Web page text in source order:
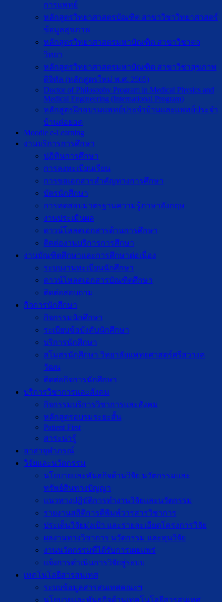
การแพทย์
หลักสูตรวิทยาศาสตรบัณฑิต สาขาวิชาวิทยาศาสตร์
ข้อมูลสุขภาพ
หลักสูตรวิทยาศาสตรมหาบัณฑิต สาขาวิชาตจ
วิทยา
หลักสูตรวิทยาศาสตรมหาบัณฑิต สาขาวิชาสุขภาพ
ดิจิทัล (หลักสูตรใหม่ พ.ศ. 2565)
Doctor of Philosophy Program in Medical Physics and
Medical Engineering (International Program)
หลักสูตรฝึกอบรมแพทย์ประจำบ้านและแพทย์ประจำ
บ้านต่อยอด
Moodle e-Learning
งานบริการการศึกษา
ปฎิทินการศึกษา
การลงทะเบียนเรียน
การขอเอกสารสำคัญทางการศึกษา
บัตรนักศึกษา
การทดสอบมาตรฐานความรู้ภาษาอังกฤษ
งานประเมินผล
ดาวน์โหลดเอกสารด้านการศึกษา
ติดต่องานบริการการศึกษา
งานบัณฑิตศึกษาเเละการศึกษาต่อเนื่อง
ระบบงานทะเบียนนักศึกษา
ดาวน์โหลดเอกสารบัณฑิตศึกษา
ติดต่อสอบถาม
กิจการนักศึกษา
กิจกรรมนักศึกษา
ระเบียบข้อบังคับนักศึกษา
บริการนักศึกษา
สโมสรนักศึกษา วิทยาลัยแพทยศาสตร์ศรีสวางค
วัฒน
ติดต่อกิจการนักศึกษา
บริการวิชาการและสังคม
กิจกรรมบริการวิชาการและสังคม
หลักสูตรอบรมระยะสั้น
Patient First
สาระน่ารู้
อาสาจุฬาภรณ์
วิจัยและนวัตกรรม
นโยบายและพันธกิจด้านวิจัย นวัตกรรมและ
ทรัพย์สินทางปัญญา
แนวทางปฏิบัติการทำงานวิจัยและนวัตกรรม
รายงานสถิติการตีพิมพ์วารสารวิชาการ
ประเด็นวิจัยมุ่งเป้า และรายละเอียดโครงการวิจัย
ผลงานทางวิชาการ นวัตกรรม และทุนวิจัย
งานนวัตกรรมที่ได้รับการเผยแพร่
แจ้งการดำเนินการวิจัยสู่ระบบ
เทคโนโลยีสารสนเทศ
ระบบข้อมูลสารสนเทศคณะฯ
นโยบายและพันธกิจด้านเทคโนโลยีสารสนเทศ